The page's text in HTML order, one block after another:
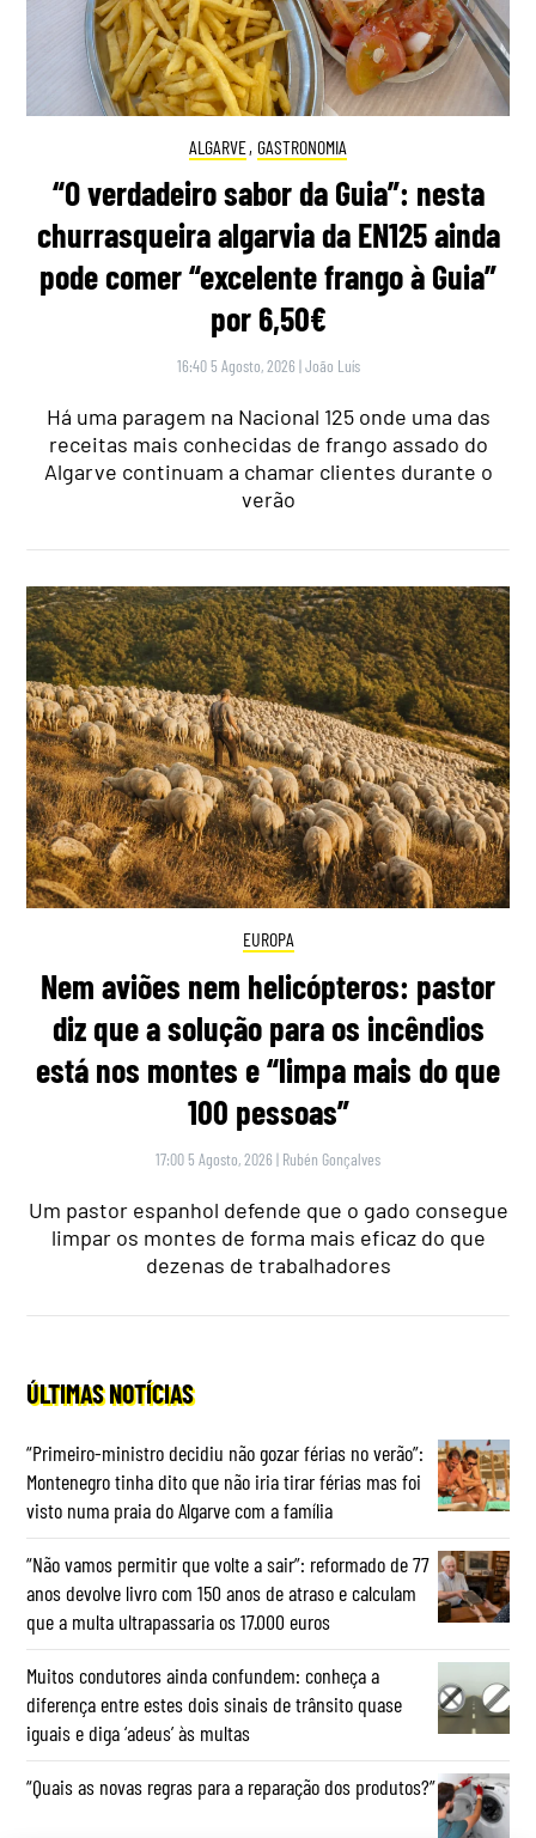
ALGARVE, GASTRONOMIA
“O verdadeiro sabor da Guia”: nesta
churrasqueira algarvia da EN125 ainda
pode comer “excelente frango à Guia”
por 6,50€
16:40 5 Agosto, 2026 |João Luís
Há uma paragem na Nacional 125 onde uma das
receitas mais conhecidas de frango assado do
Algarve continuam a chamar clientes durante o
verão
EUROPA
Nem aviões nem helicópteros: pastor
diz que a solução para os incêndios
está nos montes e “limpa mais do que
100 pessoas”
17:00 5 Agosto, 2026 | Rubén Gonçalves
Um pastor espanhol defende que o gado consegue
limpar os montes de forma mais eficaz do que
dezenas de trabalhadores
ÚLTIMAS NOTÍCIAS
“Primeiro-ministro decidiu não gozar férias no verão”:
Montenegro tinha dito que não iria tirar férias mas foi
visto numa praia do Algarve com a família
“Não vamos permitir que volte a sair”: reformado de 77
anos devolve livro com 150 anos de atraso e calculam
que a multa ultrapassaria os 17.000 euros
Muitos condutores ainda confundem: conheça a
diferença entre estes dois sinais de trânsito quase
iguais e diga ‘adeus’ às multas
“Quais as novas regras para a reparação dos produtos?”